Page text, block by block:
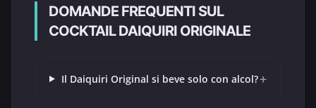
DOMANDE FREQUENTI SUL
COCKTAIL DAIQUIRI ORIGINALE
Il Daiquiri Original si beve solo con alcol?+